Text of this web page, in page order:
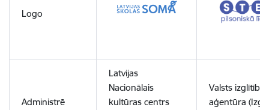
Logo
Administrē
Latvijas
Nacionālais
kultūras centrs
Valsts
aģentūra